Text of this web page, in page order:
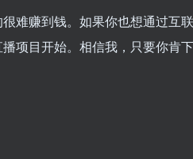
难赚到钱。如果你也想通过互
项目开始。相信我，只要你肯